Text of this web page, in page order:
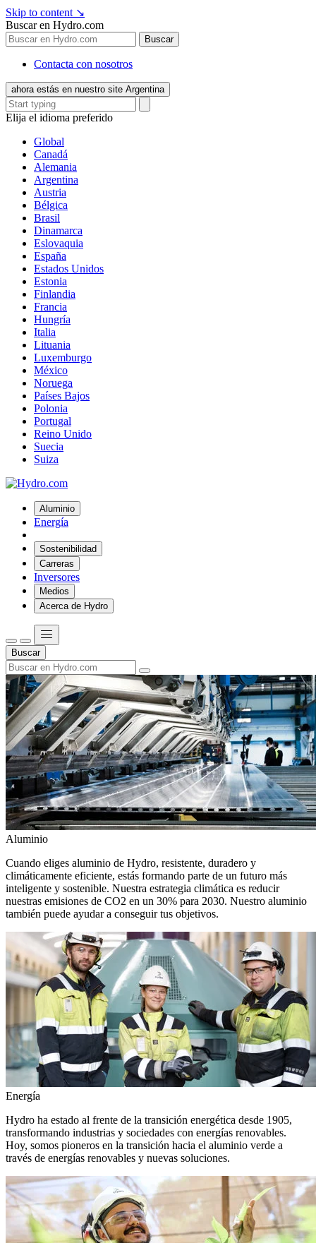
Skip to content ↘
Buscar en Hydro.com
Buscar
Contacta con nosotros
ahora estás en nuestro site Argentina
Elija el idioma preferido
Global
Canadá
Alemania
Argentina
Austria
Bélgica
Brasil
Dinamarca
Eslovaquia
España
Estados Unidos
Estonia
Finlandia
Francia
Hungría
Italia
Lituania
Luxemburgo
México
Noruega
Países Bajos
Polonia
Portugal
Reino Unido
Suecia
Suiza
Aluminio
Energía
Sostenibilidad
Carreras
Inversores
Medios
Acerca de Hydro
Buscar
Aluminio
Cuando eliges aluminio de Hydro, resistente, duradero y
climáticamente eficiente, estás formando parte de un futuro más
inteligente y sostenible. Nuestra estrategia climática es reducir
nuestras emisiones de CO2 en un 30% para 2030. Nuestro aluminio
también puede ayudar a conseguir tus objetivos.
Energía
Hydro ha estado al frente de la transición energética desde 1905,
transformando industrias y sociedades con energías renovables.
Hoy, somos pioneros en la transición hacia el aluminio verde a
través de energías renovables y nuevas soluciones.